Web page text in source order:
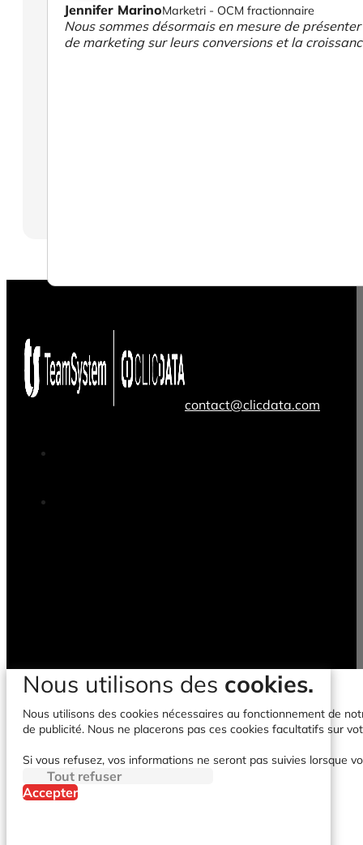
Jennifer MarinoMarketri - OCM fractionnaire
Nous sommes désormais en mesure de
de marketing sur leurs conversions et la
contact@clicdata.com
Nous utilisons des cookies.
Nous utilisons des cookies nécessaires au fonctionnement de
de publicité. Nous ne placerons pas ces cookies facultatifs sur
Si vous refusez, vos informations ne seront pas suivies lorsque
Tout refuser
Accepter